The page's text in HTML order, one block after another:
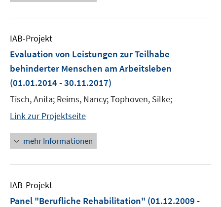
IAB-Projekt
Evaluation von Leistungen zur Teilhabe
behinderter Menschen am Arbeitsleben
(01.01.2014 - 30.11.2017)
Tisch, Anita; Reims, Nancy; Tophoven, Silke;
Link zur Projektseite
mehr Informationen
IAB-Projekt
Panel "Berufliche Rehabilitation" (01.12.2009 -